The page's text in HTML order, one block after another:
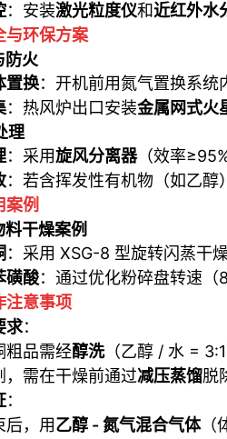
：安装激光粒度仪和近红外水
与环保方案
防火
置换：开机前用氮气置换系统
：热风炉出口安装金属网式火
理
：采用旋风分离器（效率
：若含挥发性有机物（如乙醇
案例
料干燥案例
：采用 XSG-8 型旋转闪蒸干
磺酸：通过优化粉碎盘转速
注意事项
求：
粗品需经醇洗（乙醇 / 水 =
，需在干燥前通过减压蒸馏脱
：
后，用乙醇 - 氮气混合气体（